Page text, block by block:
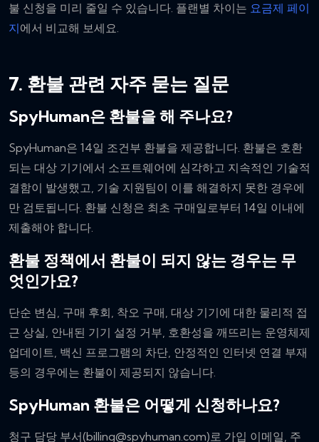
불 신청을 미리 줄일 수 있습니다. 플랜별 차이는 요금제 페이
지에서 비교해 보세요.
7. 환불 관련 자주 묻는 질문
SpyHuman은 환불을 해 주나요?
SpyHuman은 14일 조건부 환불을 제공합니다. 환불은 호환
되는 대상 기기에서 소프트웨어에 심각하고 지속적인 기술적
결함이 발생했고, 기술 지원팀이 이를 해결하지 못한 경우에
만 검토됩니다. 환불 신청은 최초 구매일로부터 14일 이내에
제출해야 합니다.
환불 정책에서 환불이 되지 않는 경우는 무
엇인가요?
단순 변심, 구매 후회, 착오 구매, 대상 기기에 대한 물리적 접
근 상실, 안내된 기기 설정 거부, 호환성을 깨뜨리는 운영체제
업데이트, 백신 프로그램의 차단, 안정적인 인터넷 연결 부재
등의 경우에는 환불이 제공되지 않습니다.
SpyHuman 환불은 어떻게 신청하나요?
청구 담당 부서(billing@spyhuman.com)로 가입 이메일, 주